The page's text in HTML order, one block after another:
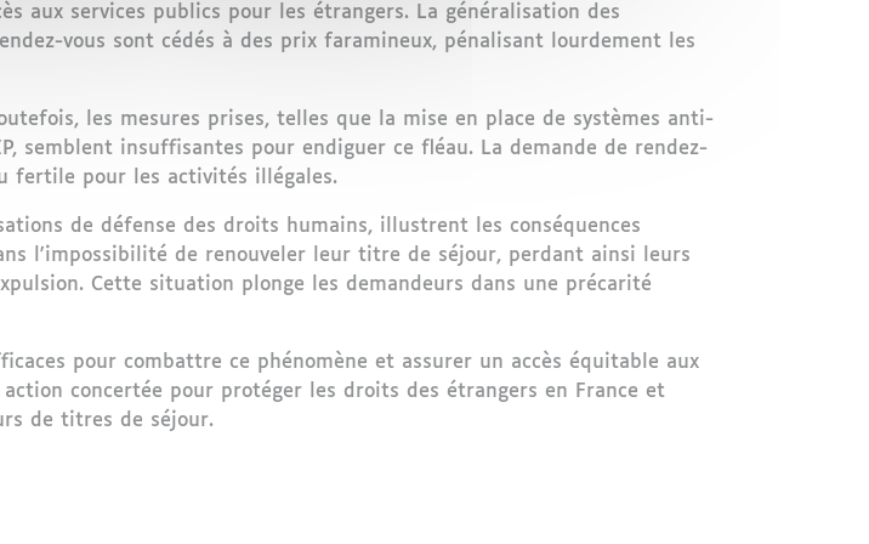
aux services publics pour les étrangers. La généralisation des
vous sont cédés à des prix faramineux, pénalisant lourdement les
les mesures prises, telles que la mise en place de systèmes anti-
semblent insuffisantes pour endiguer ce fléau. La demande de rendez-
fertile pour les activités illégales.
de défense des droits humains, illustrent les conséquences
l'impossibilité de renouveler leur titre de séjour, perdant ainsi leurs
Cette situation plonge les demandeurs dans une précarité
pour combattre ce phénomène et assurer un accès équitable aux
concertée pour protéger les droits des étrangers en France et
de titres de séjour.